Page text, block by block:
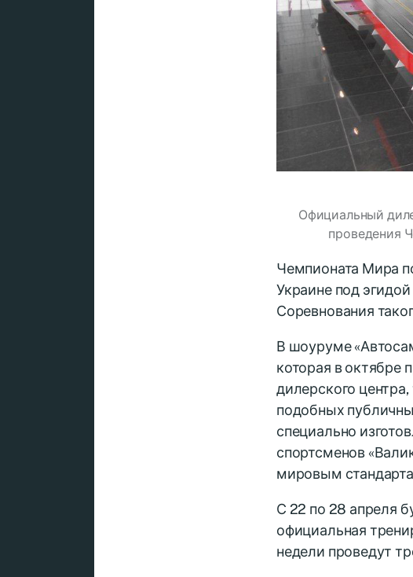
Официальный
проведения
Чемпионата Мира
Украине под
Соревнования
В шоуруме
которая в октябре
дилерского
подобных
специально
спортсменов
мировым
С 22 по 28 апреля
официальная
недели проведут